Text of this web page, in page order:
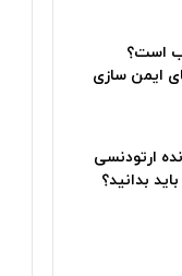
است؟
ایمن سازی
ارتودنسی
بدانید؟